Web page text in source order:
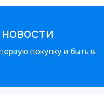
покупку и быть в